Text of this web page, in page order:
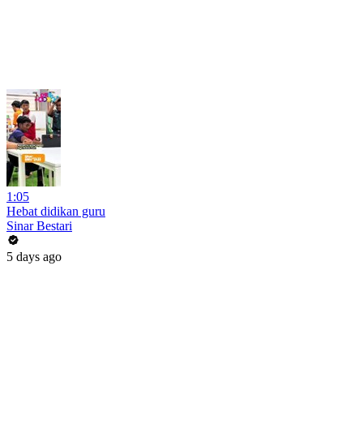
1:05
Hebat didikan guru
Sinar Bestari
5 days ago